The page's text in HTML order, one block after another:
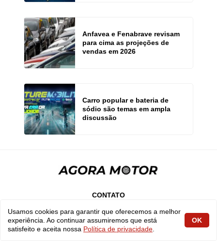
Anfavea e Fenabrave revisam
para cima as projeções de
vendas em 2026
Carro popular e bateria de
sódio são temas em ampla
discussão
CONTATO
SOBRE
EXPEDIENTE
Usamos cookies para garantir que oferecemos a melhor
experiência. Ao continuar assumiremos que está
satisfeito e aceita nossa Política de privacidade
OK